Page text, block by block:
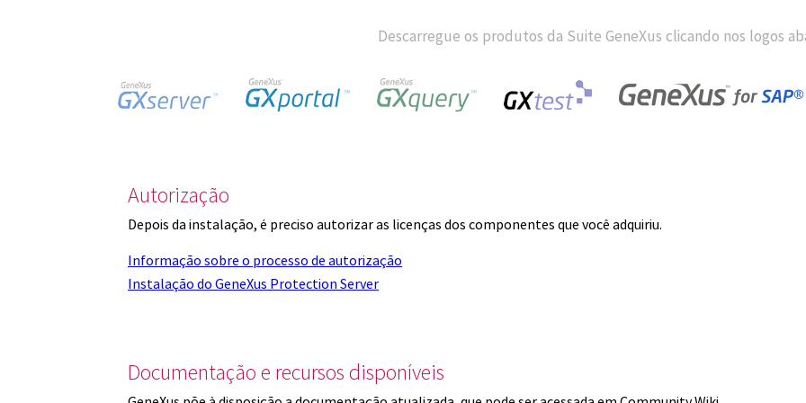
Descarregue os produtos da Suite GeneXus clicando nos logos
Autorização
Depois da instalação, é preciso autorizar as licenças dos componentes que você adquiriu.
Informação sobre o processo de autorização
Instalação do GeneXus Protection Server
Documentação e recursos disponíveis